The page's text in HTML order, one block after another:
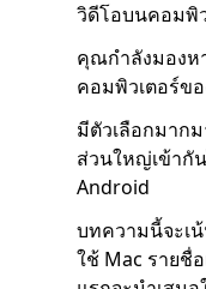
วิดีโอบนคอมพิ
คุณกำลังมองห
คอมพิวเตอร์ข
มีตัวเลือกมาก
ส่วนใหญ่เข้ากั
Android
บทความนี้จะเ
ใช้ Mac รายชื่